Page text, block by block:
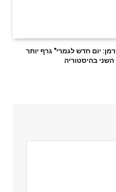
יום חדש לגמרי" גרף יותר
בהיסטוריה